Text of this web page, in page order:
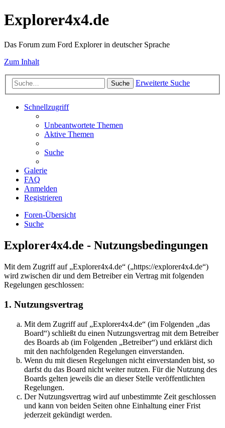
Explorer4x4.de
Das Forum zum Ford Explorer in deutscher Sprache
Zum Inhalt
Suche Erweiterte Suche
Schnellzugriff
Unbeantwortete Themen
Aktive Themen
Suche
Galerie
FAQ
Anmelden
Registrieren
Foren-Übersicht
Suche
Explorer4x4.de - Nutzungsbedingungen
Mit dem Zugriff auf „Explorer4x4.de“ („https://explorer4x4.de“)
wird zwischen dir und dem Betreiber ein Vertrag mit folgenden
Regelungen geschlossen:
1. Nutzungsvertrag
Mit dem Zugriff auf „Explorer4x4.de“ (im Folgenden „das
Board“) schließt du einen Nutzungsvertrag mit dem Betreiber
des Boards ab (im Folgenden „Betreiber“) und erklärst dich
mit den nachfolgenden Regelungen einverstanden.
Wenn du mit diesen Regelungen nicht einverstanden bist, so
darfst du das Board nicht weiter nutzen. Für die Nutzung des
Boards gelten jeweils die an dieser Stelle veröffentlichten
Regelungen.
Der Nutzungsvertrag wird auf unbestimmte Zeit geschlossen
und kann von beiden Seiten ohne Einhaltung einer Frist
jederzeit gekündigt werden.